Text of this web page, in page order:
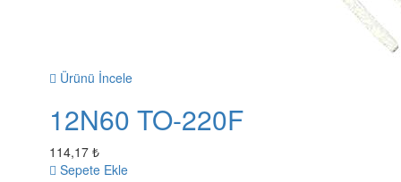
Ürünü İncele
12N60 TO-220F
114,17 ₺
Sepete Ekle